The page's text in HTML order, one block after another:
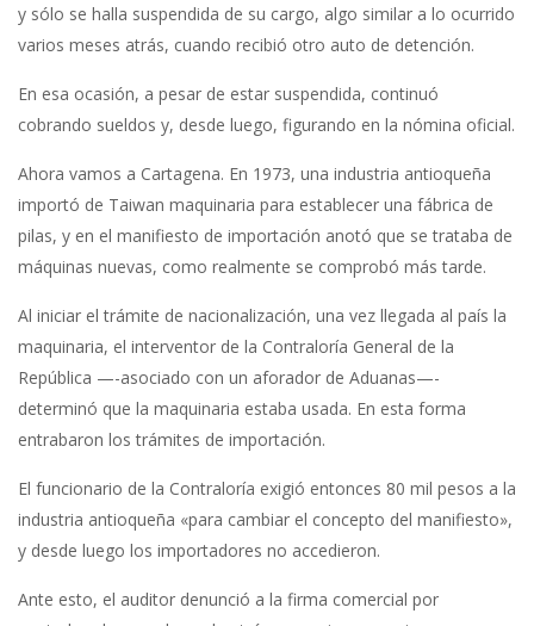
y sólo se halla suspendida de su cargo, algo similar a lo ocurrido
varios meses atrás, cuando recibió otro auto de detención.
En esa ocasión, a pesar de estar suspendida, continuó
cobrando sueldos y, desde luego, figurando en la nómina oficial.
Ahora vamos a Cartagena. En 1973, una industria antioqueña
importó de Taiwan maquinaria para establecer una fábrica de
pilas, y en el manifiesto de importación anotó que se trataba de
máquinas nuevas, como realmente se comprobó más tarde.
Al iniciar el trámite de nacionalización, una vez llegada al país la
maquinaria, el interventor de la Contraloría General de la
República —-asociado con un aforador de Aduanas—-
determinó que la maquinaria estaba usada. En esta forma
entrabaron los trámites de importación.
El funcionario de la Contraloría exigió entonces 80 mil pesos a la
industria antioqueña «para cambiar el concepto del manifiesto»,
y desde luego los importadores no accedieron.
Ante esto, el auditor denunció a la firma comercial por